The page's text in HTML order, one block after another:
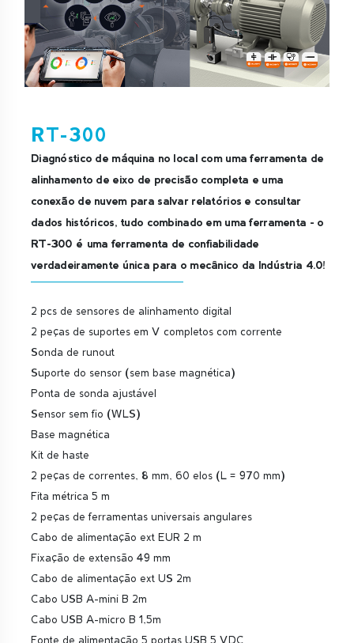
RT-300
Diagnóstico de máquina no local com uma ferramenta de
alinhamento de eixo de precisão completa e uma
conexão de nuvem para salvar relatórios e consultar
dados históricos, tudo combinado em uma ferramenta - o
RT-300 é uma ferramenta de confiabilidade
verdadeiramente única para o mecânico da Indústria 4.0!
2 pcs de sensores de alinhamento digital
2 peças de suportes em V completos com corrente
Sonda de runout
Suporte do sensor (sem base magnética)
Ponta de sonda ajustável
Sensor sem fio (WLS)
Base magnética
Kit de haste
2 peças de correntes, 8 mm, 60 elos (L = 970 mm)
Fita métrica 5 m
2 peças de ferramentas universais angulares
Cabo de alimentação ext EUR 2 m
Fixação de extensão 49 mm
Cabo de alimentação ext US 2m
Cabo USB A-mini B 2m
Cabo USB A-micro B 1,5m
Fonte de alimentação 5 portas USB 5 VDC